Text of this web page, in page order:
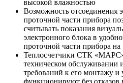
высокой влажностью
Возможность отсоединения
проточной части прибора
считывать показания
электронного блока в
проточной части прибора
Теплосчетчики СТК
техническом обслуживании
требований к его монтажу и
функционируют без отказов